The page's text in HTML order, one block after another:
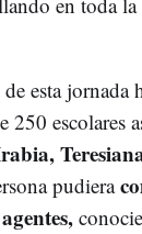
esta jornada
250 escolares
pudiera